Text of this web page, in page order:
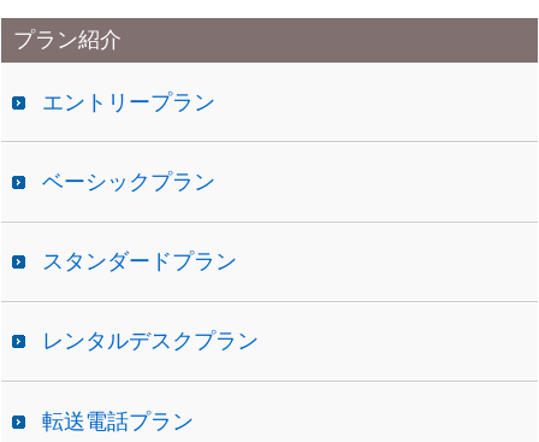
カ
イプラン紹介
エントリープラン
ベーシックプラン
スタンダードプラン
レンタルデスクプラン
転送電話プラン